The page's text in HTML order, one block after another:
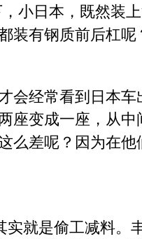
小日本，既然装
装有钢质前后杠呢
经常看到日本车
座变成一座，从中
么差呢？因为在
就是偷工减料。